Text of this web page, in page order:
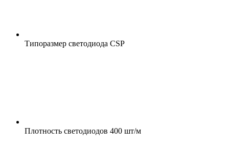
Типоразмер светодиода CSP
Плотность светодиодов 400 шт/м